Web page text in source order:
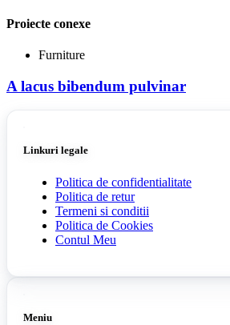
Proiecte conexe
Furniture
A lacus bibendum pulvinar
Linkuri legale
Politica de confidentialitate
Politica de retur
Termeni si conditii
Politica de Cookies
Contul Meu
Meniu